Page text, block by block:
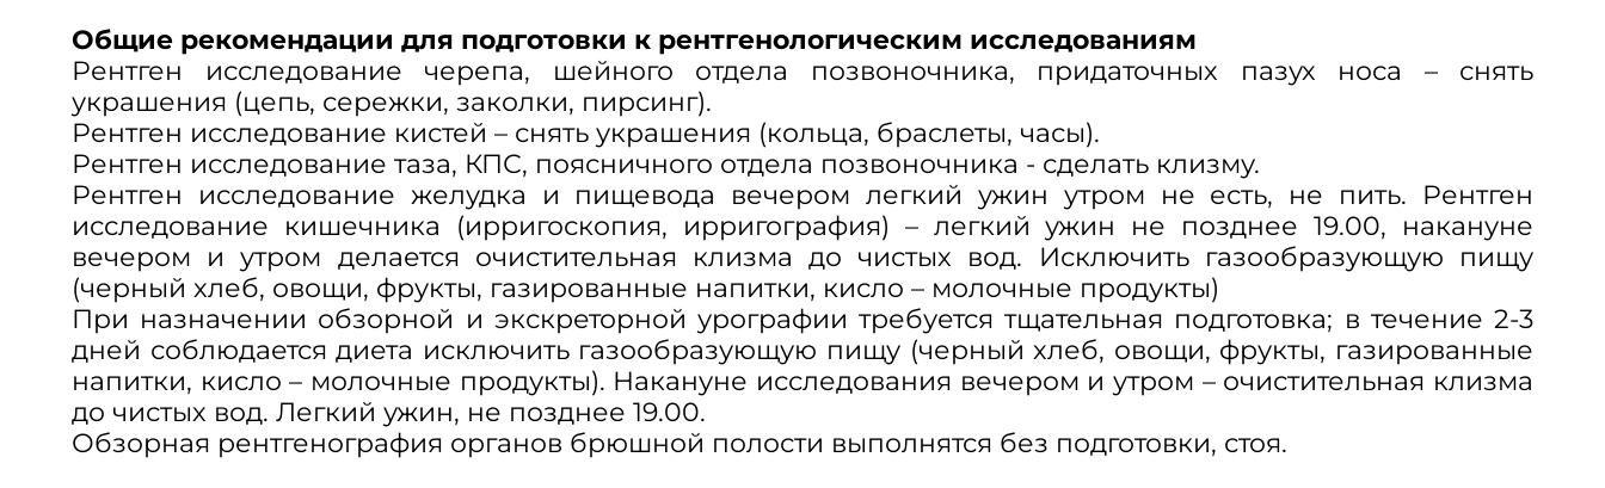
Общие рекомендации для подготовки к рентгенологическим исследованиям
Рентген исследование черепа, шейного отдела позвоночника, придаточных пазух носа – снять
украшения (цепь, сережки, заколки, пирсинг).
Рентген исследование кистей – снять украшения (кольца, браслеты, часы).
Рентген исследование таза, КПС, поясничного отдела позвоночника - сделать клизму.
Рентген исследование желудка и пищевода вечером легкий ужин утром не есть, не пить. Рентген
исследование кишечника (ирригоскопия, ирригография) – легкий ужин не позднее 19.00, накануне
вечером и утром делается очистительная клизма до чистых вод. Исключить газообразующую пищу
(черный хлеб, овощи, фрукты, газированные напитки, кисло – молочные продукты)
При назначении обзорной и экскреторной урографии требуется тщательная подготовка; в течение 2-3
дней соблюдается диета исключить газообразующую пищу (черный хлеб, овощи, фрукты, газированные
напитки, кисло – молочные продукты). Накануне исследования вечером и утром – очистительная клизма
до чистых вод. Легкий ужин, не позднее 19.00.
Обзорная рентгенография органов брюшной полости выполнятся без подготовки, стоя.